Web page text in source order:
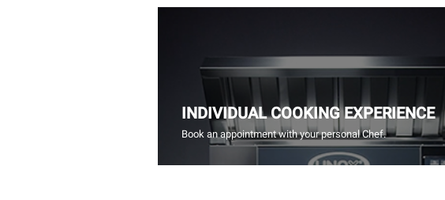
INDIVIDUAL COOKING EXPERIENCE
Book an appointment with your personal Chef.